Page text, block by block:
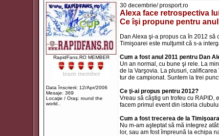
RapidFans.RO MEMBER
Data înscrierii: 12/Apr/2006
Mesaje: 369
Locaţie / Oraş: round the
world..
30 decembrie/ prosport.ro
Alexa face retrospectiva
Ce îşi propune pentru
Dan Alexa şi-a propus ca în 2012
Timişoarei este mulţumit că s-a
Cum a fost anul 2011 pentru Dan
Un an normal, cu bune şi rele. La
de la Varşovia. La plusuri,
tur de campionat. Suntem la trei
Ce ţi-ai propus pentru 2012?
Vreau să câştig un trofeu cu RAPID,
facem primul event din istoria
Cum a fost trecerea de la
Nu m-am aşteptat să mă integrez
lor, sau am fost împreună la echipa